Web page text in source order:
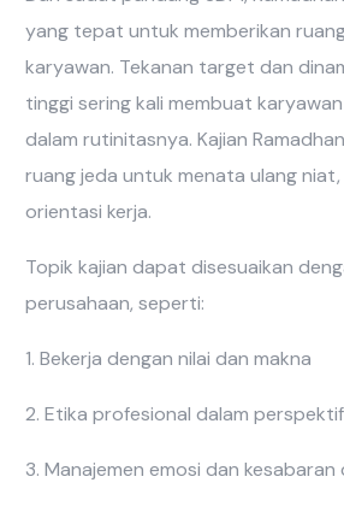
yang tepat untuk memberikan
karyawan. Tekanan target dan
tinggi sering kali membuat
dalam rutinitasnya. Kajian
ruang jeda untuk menata ulang
orientasi kerja.
Topik kajian dapat disesuaikan
perusahaan, seperti:
1. Bekerja dengan nilai dan makna
2. Etika profesional dalam
3. Manajemen emosi dan